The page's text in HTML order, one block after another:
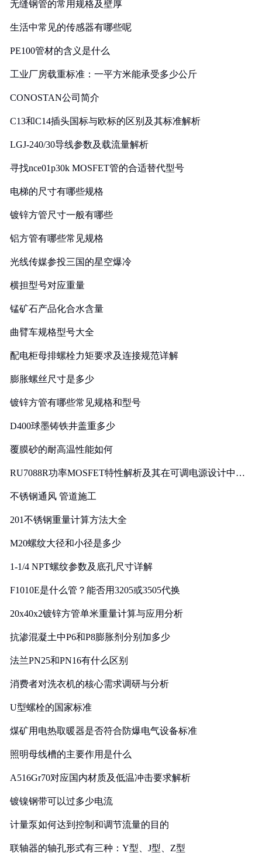
无缝钢管的常用规格及壁厚
生活中常见的传感器有哪些呢
PE100管材的含义是什么
工业厂房载重标准：一平方米能承受多少公斤
CONOSTAN公司简介
C13和C14插头国标与欧标的区别及其标准解析
LGJ-240/30导线参数及载流量解析
寻找nce01p30k MOSFET管的合适替代型号
电梯的尺寸有哪些规格
镀锌方管尺寸一般有哪些
铝方管有哪些常见规格
光线传媒参投三国的星空爆冷
横担型号对应重量
锰矿石产品化合水含量
曲臂车规格型号大全
配电柜母排螺栓力矩要求及连接规范详解
膨胀螺丝尺寸是多少
镀锌方管有哪些常见规格和型号
D400球墨铸铁井盖重多少
覆膜砂的耐高温性能如何
RU7088R功率MOSFET特性解析及其在可调电源设计中的
不锈钢通风 管道施工
201不锈钢重量计算方法大全
M20螺纹大径和小径是多少
1-1/4 NPT螺纹参数及底孔尺寸详解
F1010E是什么管？能否用3205或3505代换
20x40x2镀锌方管单米重量计算与应用分析
抗渗混凝土中P6和P8膨胀剂分别加多少
法兰PN25和PN16有什么区别
消费者对洗衣机的核心需求调研与分析
U型螺栓的国家标准
煤矿用电热取暖器是否符合防爆电气设备标准
照明母线槽的主要作用是什么
A516Gr70对应国内材质及低温冲击要求解析
镀镍钢带可以过多少电流
计量泵如何达到控制和调节流量的目的
联轴器的轴孔形式有三种：Y型、J型、Z型